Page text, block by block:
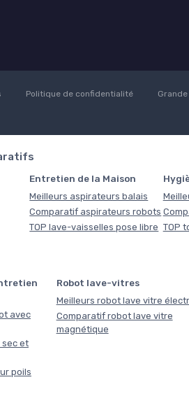
Politique de confidentialité
Entretien de la Maison
Meilleurs aspirateurs balais
Comparatif aspirateurs robots
TOP lave-vaisselles pose libre TOP
avec
sec et
poils
Robot lave-vitres
Meilleurs robot lave vitre
Comparatif robot lave vitre
magnétique